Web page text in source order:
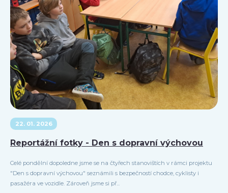
22. 01. 2026
Reportážní fotky - Den s dopravní výchovou
Celé pondělní dopoledne jsme se na čtyřech stanovištích v rámci projektu
"Den s dopravní výchovou" seznámili s bezpečností chodce, cyklisty i
pasažéra ve vozidle. Zároveň jsme si př...